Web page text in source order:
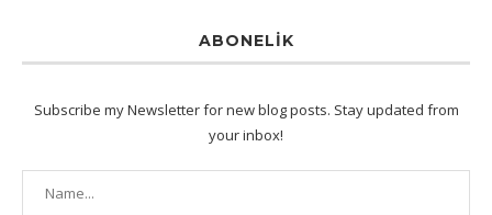
ABONELIK
Subscribe my Newsletter for new blog posts. Stay updated from
your inbox!